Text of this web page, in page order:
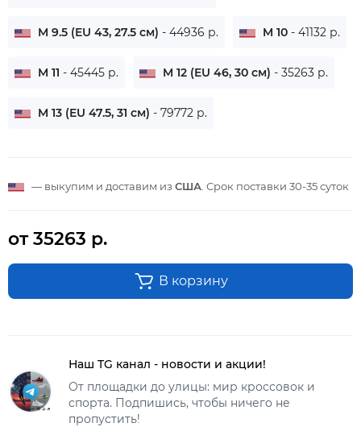
M 9.5 (EU 43, 27.5 см) - 44936 р. M 10 - 41132 р.
M 11 - 45445 р. M 12 (EU 46, 30 см) - 35263 р.
M 13 (EU 47.5, 31 см) - 79772 р.
— выкупим и доставим из США . Срок поставки 30-35 суток
от 35263 р.
В корзину
Наш TG канал - новости и акции!
От площадки до улицы: мир кроссовок и
спорта. Подпишись, чтобы ничего не
пропустить!